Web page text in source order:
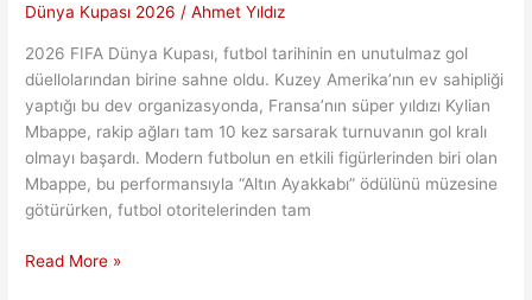
Dünya Kupası 2026 /Ahmet Yıldız
2026 FIFA Dünya Kupası, futbol tarihinin en unutulmaz gol
düellolarından birine sahne oldu. Kuzey Amerika’nın ev sahipliği
yaptığı bu dev organizasyonda, Fransa’nın süper yıldızı Kylian
Mbappe, rakip ağları tam 10 kez sarsarak turnuvanın gol kralı
olmayı başardı. Modern futbolun en etkili figürlerinden biri olan
Mbappe, bu performansıyla “Altın Ayakkabı” ödülünü müzesine
götürürken, futbol otoritelerinden tam
2026’da
Read More »